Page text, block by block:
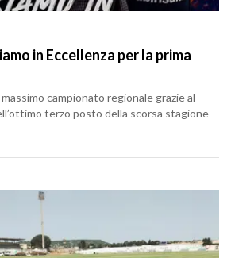
in Eccellenza per la prima
campionato regionale grazie al
terzo posto della scorsa stagione